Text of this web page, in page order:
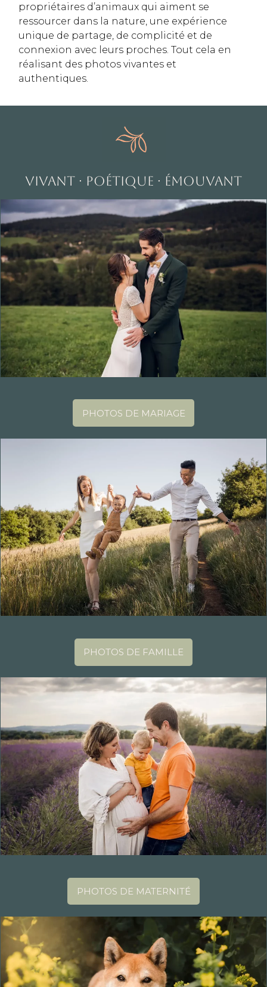
propriétaires d’animaux qui aiment se
ressourcer dans la nature, une expérience
unique de partage, de complicité et de
connexion avec leurs proches. Tout cela en
réalisant des photos vivantes et
authentiques.
VIVANT · POÉTIQUE · ÉMOUVANT
PHOTOS DE MARIAGE
PHOTOS DE FAMILLE
PHOTOS DE MATERNITÉ